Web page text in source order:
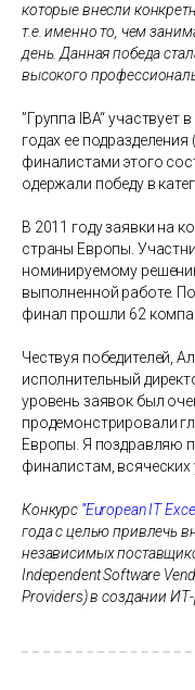
которые внесли
т.е. именно то, чем
день. Данная победа
высокого
”Группа IBA“ участвует
годах ее
финалистами этого
одержали победу в
В 2011 году заявки на
страны Европы.
номинируемому
выполненной работе.
финал прошли 62
Чествуя победителей,
исполнительный
уровень заявок был
продемонстрировали
Европы. Я поздравляю
финалистам, всяческих
Конкурс ”European IT
года с целью привлечь
независимых
Independent Software
Providers) в создании